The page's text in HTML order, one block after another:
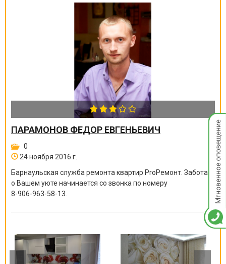
ПАРАМОНОВ ФЕДОР ЕВГЕНЬЕВИЧ
0
24 ноября 2016 г.
Барнаульская служба ремонта квартир ProРемонт. Забота
о Вашем уюте начинается со звонка по номеру
8-906-963-58-13